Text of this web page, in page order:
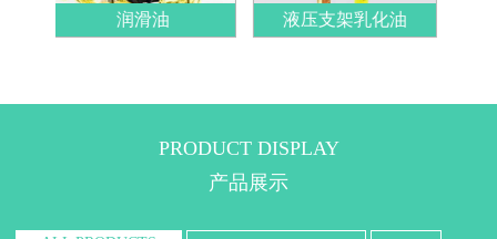
润滑油 液压支架乳化油
PRODUCT DISPLAY
产品展示